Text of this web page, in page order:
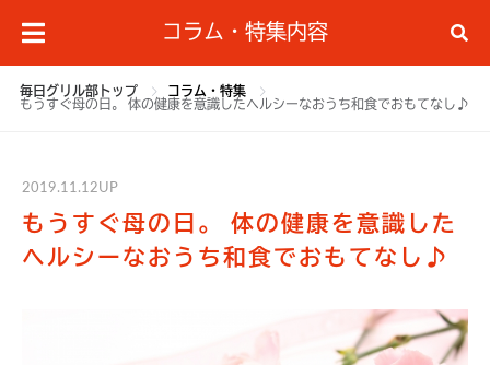
コラム・特集内容
毎日グリル部トップ
コラム・特集
もうすぐ母の日。 体の健康を意識したヘルシーなおうち和食でおもてなし♪
2019.11.12UP
もうすぐ母の日。 体の健康を意識した
ヘルシーなおうち和食でおもてなし♪